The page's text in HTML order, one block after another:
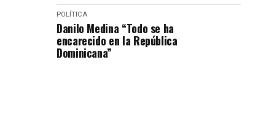
POLÍTICA
Danilo Medina “Todo se ha
encarecido en la República
Dominicana”